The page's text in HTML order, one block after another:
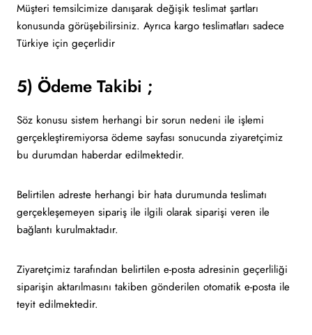
Müşteri temsilcimize danışarak değişik teslimat şartları
konusunda görüşebilirsiniz. Ayrıca kargo teslimatları sadece
Türkiye için geçerlidir
5) Ödeme Takibi ;
Söz konusu sistem herhangi bir sorun nedeni ile işlemi
gerçekleştiremiyorsa ödeme sayfası sonucunda ziyaretçimiz
bu durumdan haberdar edilmektedir.
Belirtilen adreste herhangi bir hata durumunda teslimatı
gerçekleşemeyen sipariş ile ilgili olarak siparişi veren ile
bağlantı kurulmaktadır.
Ziyaretçimiz tarafından belirtilen e-posta adresinin geçerliliği
siparişin aktarılmasını takiben gönderilen otomatik e-posta ile
teyit edilmektedir.